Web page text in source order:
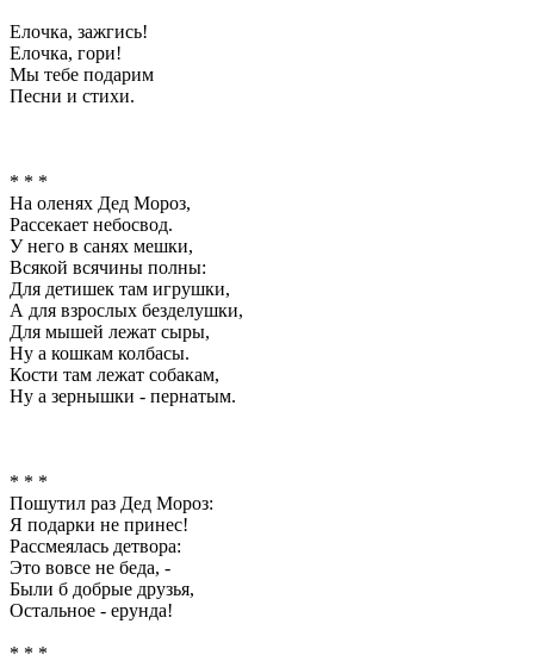
Елочка, зажгись!
Елочка, гори!
Мы тебе подарим
Песни и стихи.
* * *
На оленях Дед Мороз,
Рассекает небосвод.
У него в санях мешки,
Всякой всячины полны:
Для детишек там игрушки,
А для взрослых безделушки,
Для мышей лежат сыры,
Ну а кошкам колбасы.
Кости там лежат собакам,
Ну а зернышки - пернатым.
* * *
Пошутил раз Дед Мороз:
Я подарки не принес!
Рассмеялась детвора:
Это вовсе не беда, -
Были б добрые друзья,
Остальное - ерунда!